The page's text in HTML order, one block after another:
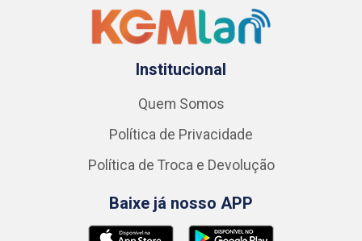
Institucional
Quem Somos
Política de Privacidade
Política de Troca e Devolução
Baixe já nosso APP